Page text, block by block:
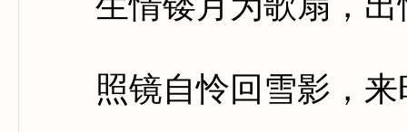
照镜自怜回雪影，来